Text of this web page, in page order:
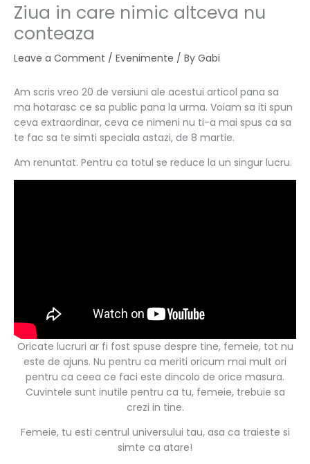
Ziua in care nimic altceva nu
conteaza
Leave a Comment / Evenimente / By Gabi
Am scris vreo 20 de versiuni ale acestui articol pana sa
ma hotarasc ce sa public pana la urma. Voiam sa iti spun
ceva extraordinar, ceva ce nimeni nu ti-a mai spus ca sa
te fac sa te simti speciala astazi, de 8 martie.
Am renuntat. Pentru ca totul se reduce la un singur lucru.
Oricate lucruri ar fi fost spuse despre tine, femeie, tot nu
este de ajuns. Nu pentru ca meriti oricum mai mult ori
pentru ca ceea ce faci este dincolo de orice masura.
Cuvintele sunt inutile pentru ca tu, femeie, trebuie sa
crezi in tine.
Femeie, tu esti centrul universului tau, asa ca traieste si
simte ca atare!